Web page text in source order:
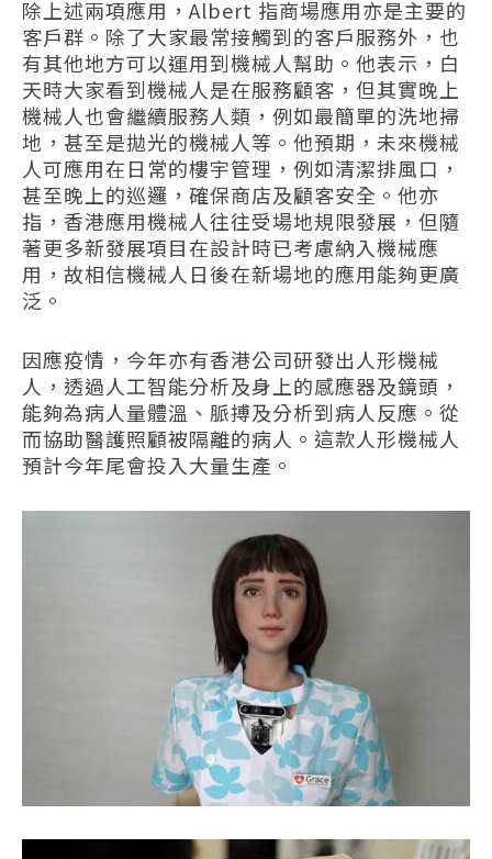
除上述兩項應用，Albert 指商場應用亦是主要的
客戶群。除了大家最常接觸到的客戶服務外，也
有其他地方可以運用到機械人幫助。他表示，白
天時大家看到機械人是在服務顧客，但其實晚上
機械人也會繼續服務人類，例如最簡單的洗地掃
地，甚至是拋光的機械人等。他預期，未來機械
人可應用在日常的樓宇管理，例如清潔排風口，
甚至晚上的巡邏，確保商店及顧客安全。他亦
指，香港應用機械人往往受場地規限發展，但隨
著更多新發展項目在設計時已考慮納入機械應
用，故相信機械人日後在新場地的應用能夠更廣
泛。
因應疫情，今年亦有香港公司研發出人形機械
人，透過人工智能分析及身上的感應器及鏡頭，
能夠為病人量體溫、脈搏及分析到病人反應。從
而協助醫護照顧被隔離的病人。這款人形機械人
預計今年尾會投入大量生產。